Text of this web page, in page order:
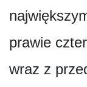
prawie
wraz z